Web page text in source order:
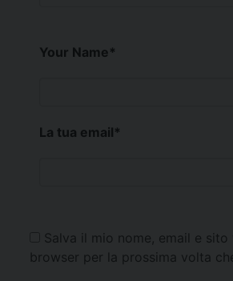
Your Name*
La tua email*
Salva il mio nome, email e
browser per la prossima volta